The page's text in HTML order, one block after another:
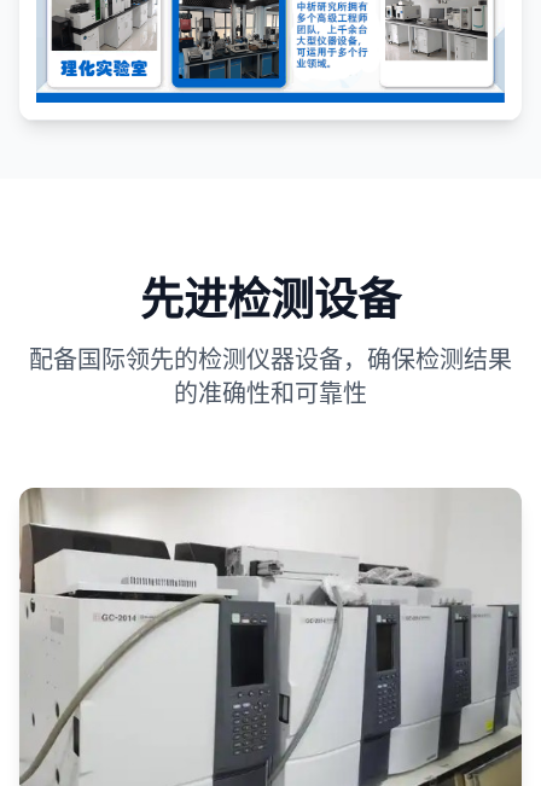
先进检测设备
配备国际领先的检测仪器设备，确保检测结果
的准确性和可靠性